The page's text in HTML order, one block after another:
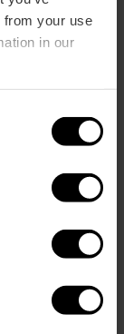
from your use
in our